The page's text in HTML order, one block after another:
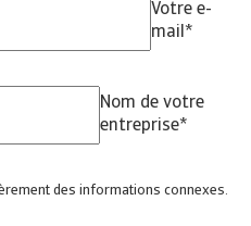
Votre e-
mail *
Nom de votre
entreprise*
des informations connexes.